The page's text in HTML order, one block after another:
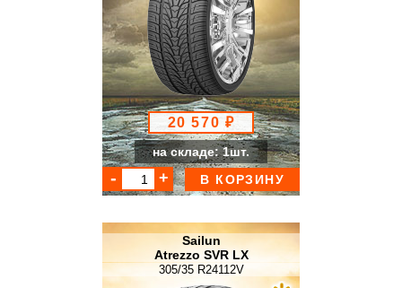
20 570 ₽
на складе: 1шт.
В КОРЗИНУ
Sailun
Atrezzo SVR LX
305/35 R24112V